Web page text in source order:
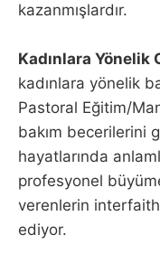
kazanmışlardır.
Kadınlara Yönelik
kadınlara yönelik
Pastoral Eğitim/
bakım becerilerini
hayatlarında
profesyonel
verenlerin
ediyor.